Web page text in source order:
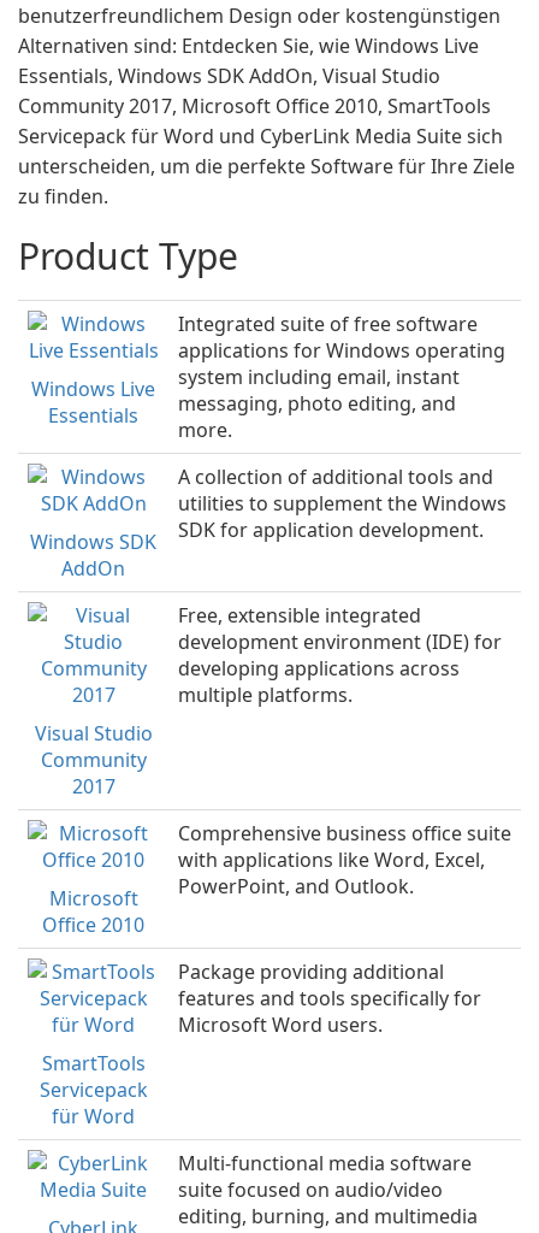
benutzerfreundlichem Design oder kostengünstigen
Alternativen sind: Entdecken Sie, wie Windows Live
Essentials, Windows SDK AddOn, Visual Studio
Community 2017, Microsoft Office 2010, SmartTools
Servicepack für Word und CyberLink Media Suite sich
unterscheiden, um die perfekte Software für Ihre Ziele
zu finden.
Product Type
Windows Live
Essentials
Integrated suite of free software
applications for Windows operating
system including email, instant
messaging, photo editing, and
more.
Windows SDK
AddOn
A collection of additional tools and
utilities to supplement the Windows
SDK for application development.
Visual Studio
Community
2017
Free, extensible integrated
development environment (IDE) for
developing applications across
multiple platforms.
Microsoft
Office 2010
Comprehensive business office suite
with applications like Word, Excel,
PowerPoint, and Outlook.
SmartTools
Servicepack
für Word
Package providing additional
features and tools specifically for
Microsoft Word users.
Multi-functional media software
suite focused on audio/video
editing, burning, and multimedia